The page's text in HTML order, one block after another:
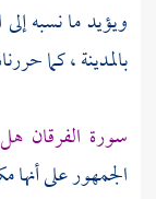
ويؤيد ما نسبه
بالمدينة ،كما
سورة الفرقان
الجمهور على أنها